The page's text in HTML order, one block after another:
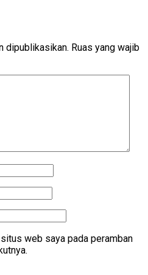
dipublikasikan. Ruas yang wajib
web saya pada peramban